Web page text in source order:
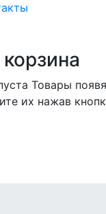
Товары
их нажав